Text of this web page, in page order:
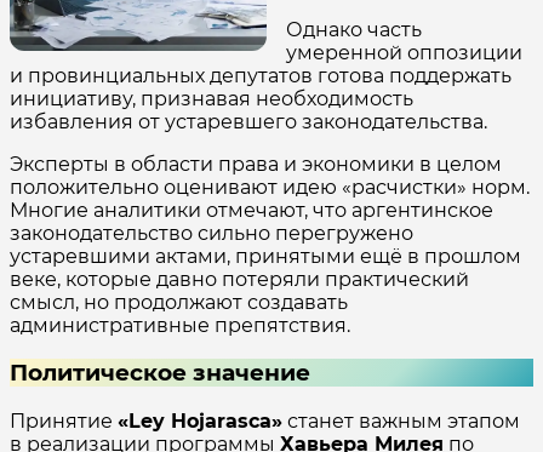
Однако часть
умеренной оппозиции
и провинциальных депутатов готова поддержать
инициативу, признавая необходимость
избавления от устаревшего законодательства.
Эксперты в области права и экономики в целом
положительно оценивают идею «расчистки» норм.
Многие аналитики отмечают, что аргентинское
законодательство сильно перегружено
устаревшими актами, принятыми ещё в прошлом
веке, которые давно потеряли практический
смысл, но продолжают создавать
административные препятствия.
Политическое значение
Принятие «Ley Hojarasca» станет важным этапом
в реализации программы Хавьера Милея по